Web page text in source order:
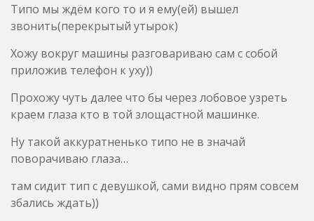
Типо мы ждём кого то и я ему(ей) вышел
звонить(перекрытый утырок)
Хожу вокруг машины разговариваю сам с собой
приложив телефон к уху))
Прохожу чуть далее что бы через лобовое узреть
краем глаза кто в той злощастной машинке.
Ну такой аккуратненько типо не в значай
поворачиваю глаза…
там сидит тип с девушкой, сами видно прям совсем
збались ждать))